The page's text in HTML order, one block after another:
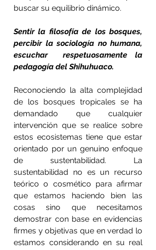
buscar su equilibrio dinámico.
Sentir la filosofía de los bosques,
percibir la sociología no humana,
escuchar  respetuosamente la
pedagogía del Shihuhuaco.
Reconociendo la alta complejidad
de los bosques tropicales se ha
demandado que cualquier
intervención que se realice sobre
estos ecosistemas tiene que estar
orientado por un genuino enfoque
de sustentabilidad. La
sustentabilidad no es un recurso
teórico o cosmético para afirmar
que estamos haciendo bien las
cosas sino que necesitamos
demostrar con base en evidencias
firmes y objetivas que en verdad lo
estamos considerando en su real